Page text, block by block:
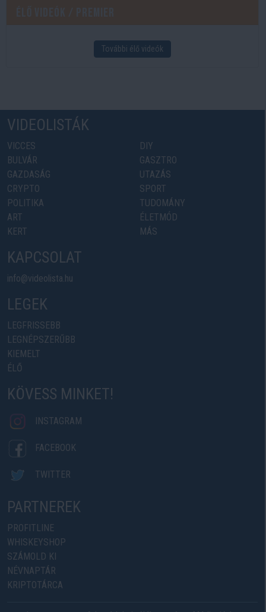
További élő videók
VIDEOLISTÁK
VICCES
BULVÁR
GAZDASÁG
CRYPTO
POLITIKA
ART
KERT
DIY
GASZTRO
UTAZÁS
SPORT
TUDOMÁNY
ÉLETMÓD
MÁS
KAPCSOLAT
info@videolista.hu
LEGEK
LEGFRISSEBB
LEGNÉPSZERŰBB
KIEMELT
ÉLŐ
KÖVESS MINKET!
INSTAGRAM
FACEBOOK
TWITTER
PARTNEREK
PROFITLINE
WHISKEYSHOP
SZÁMOLD KI
NÉVNAPTÁR
KRIPTOTÁRCA